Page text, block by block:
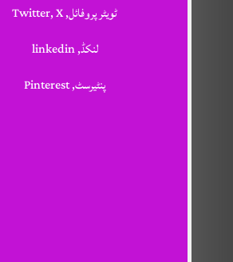
ٹویٹر پروفائل, Twitter, X
لنکڈ, linkedin
پنٹیرسٹ, Pinterest